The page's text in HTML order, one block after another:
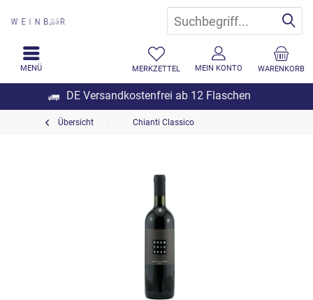
DE Versandkostenfrei ab 12 Flaschen
WARENKORB
MERKZETTEL MEIN KONTO
MENÜ
Übersicht Chianti Classico